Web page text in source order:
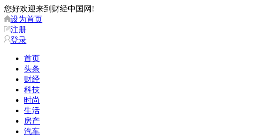
您好欢迎来到财经中国网!
设为首页
注册
登录
首页
头条
财经
科技
时尚
生活
房产
汽车